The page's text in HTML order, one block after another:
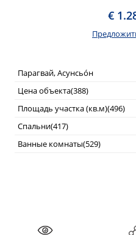
€
Парагвай, Асунсьо́н
Цена объекта(388)
Площадь участка (кв.м)(496)
Спальни(417)
Ванные комнаты(529)